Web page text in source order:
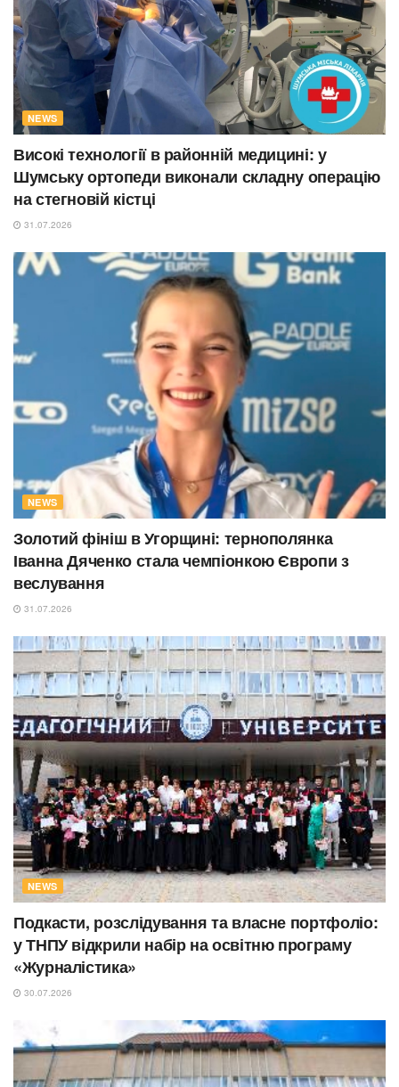
NEWS
Високі технології в районній медицині: у
Шумську ортопеди виконали складну операцію
на стегновій кістці
31.07.2026
NEWS
Золотий фініш в Угорщині: тернополянка
Іванна Дяченко стала чемпіонкою Європи з
веслування
31.07.2026
NEWS
Подкасти, розслідування та власне портфоліо:
у ТНПУ відкрили набір на освітню програму
«Журналістика»
30.07.2026